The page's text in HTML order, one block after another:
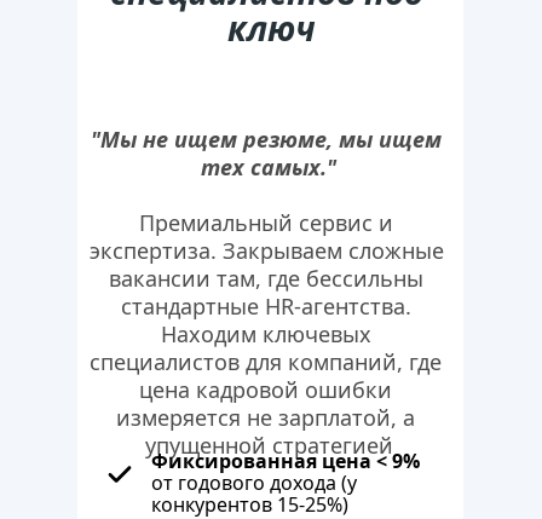
"Мы не ищем резюме, мы ищем
тех самых."
Премиальный сервис и
экспертиза. Закрываем сложные
вакансии там, где бессильны
стандартные HR-агентства.
Находим ключевых
специалистов для компаний, где
цена кадровой ошибки
измеряется не зарплатой, а
упущенной стратегией
ключ
Фиксированная цена < 9%
от годового дохода (у
конкурентов 15-25%)